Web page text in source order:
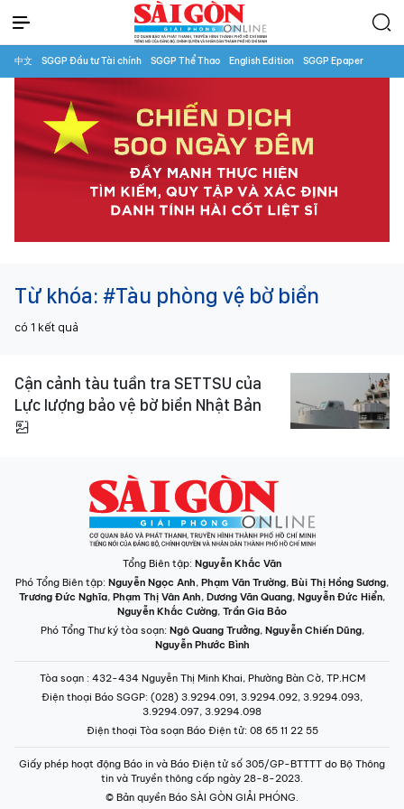
中文 SGGP Đầu tư Tài chính SGGP Thể Thao English Edition SGGP Epaper
Từ khóa: #Tàu phòng vệ bờ biển
có 1 kết quả
Cận cảnh tàu tuần tra SETTSU của
Lực lượng bảo vệ bờ biển Nhật Bản
Tổng Biên tập: Nguyễn Khắc Văn
Phó Tổng Biên tập: Nguyễn Ngọc Anh, Phạm Văn Trường, Bùi Thị Hồng Sương,
Trương Đức Nghĩa, Phạm Thị Vân Anh, Dương Văn Quang, Nguyễn Đức Hiển,
Nguyễn Khắc Cường, Trần Gia Bảo
Phó Tổng Thư ký tòa soạn: Ngô Quang Trưởng, Nguyễn Chiến Dũng,
Nguyễn Phước Bình
Tòa soạn : 432-434 Nguyễn Thị Minh Khai, Phường Bàn Cờ, TP.HCM
Điện thoại Báo SGGP: (028) 3.9294.091, 3.9294.092, 3.9294.093,
3.9294.097, 3.9294.098
Điện thoại Tòa soạn Báo Điện tử: 08 65 11 22 55
Giấy phép hoạt động Báo in và Báo Điện tử số 305/GP-BTTTT do Bộ Thông
tin và Truyền thông cấp ngày 28-8-2023.
© Bản quyền Báo SÀI GÒN GIẢI PHÓNG.